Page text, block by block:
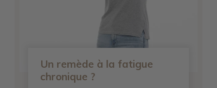
Un remède à la fatigue
chronique ?